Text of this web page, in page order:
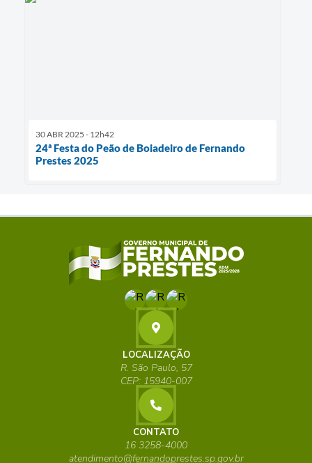
30 ABR 2025 - 12h42
24ª Festa do Peão de Boiadeiro de Fernando
Prestes 2025
LOCALIZAÇÃO
R. São Paulo, 57
CEP: 15940-007
CONTATO
16 3258-4000
atendimento@fernandoprestes.sp.gov.br